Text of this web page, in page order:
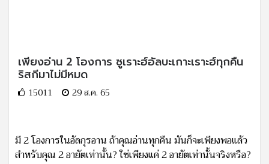
เพียงอ่าน 2 โองการ ซูเราะฮ์อัลบะเกาะเราะฮ์ทุกคืน
ริสกีมาไม่มีหมด
15011 29 ส.ค. 65
มี 2 โองการในอัลกุรอาน ถ้าคุณอ่านทุกคืน มันก็จะเพียงพอแล้ว
สำหรับคุณ 2 อายัตเท่านั้น? ใช่เพียงแค่ 2 อายัตเท่านั้นจริงหรือ?